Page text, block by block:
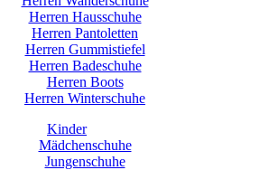
Herren Hausschuhe
Herren Pantoletten
Herren Gummistiefel
Herren Badeschuhe
Herren Boots
Herren Winterschuhe
Kinder
Mädchenschuhe
Jungenschuhe